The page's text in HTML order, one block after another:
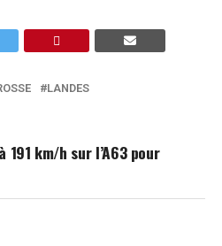
LANDES
km/h sur l’A63 pour